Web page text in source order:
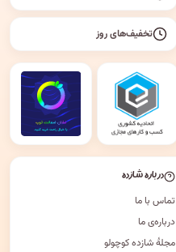
تخفیف‌های روز
درباره شازده
تماس با ما
درباره‌ی ما
مجلهٔ شازده کوچولو